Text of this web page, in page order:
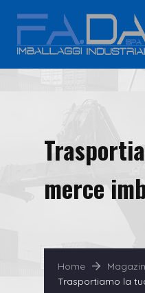
merce
Home
Trasportiamo la